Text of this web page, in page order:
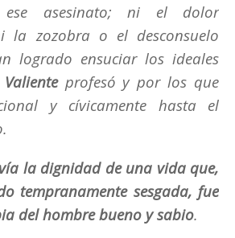
asesinato; ni el dolor
la zozobra o el desconsuelo
logrado ensuciar los ideales
profesó y por los que
y cívicamente hasta el
la dignidad de una vida que,
tempranamente sesgada, fue
del hombre bueno y sabio.